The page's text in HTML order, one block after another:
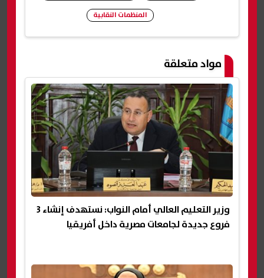
المنظمات النقابية
مواد متعلقة
وزير التعليم العالي أمام النواب: نستهدف إنشاء 3
فروع جديدة لجامعات مصرية داخل أفريقيا